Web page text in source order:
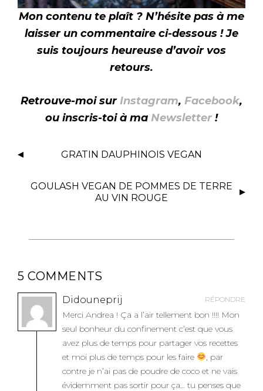
Mon contenu te plaît ? N’hésite pas à me
laisser un commentaire ci-dessous ! Je
suis toujours heureuse d’avoir vos
retours.
Retrouve-moi surInstagram, Facebook,
ou inscris-toi à ma Newsletter !
N
N
D
L
GRATIN DAUPHINOIS VEGAN
GOULASH VEGAN DE POMMES DE TERRE
AU VIN ROUGE
5 COMMENTS
Didouneprij RÉPONDRE
Merci Andrea ! Ça a l’air tellement bon !!!! Mon
seul bonheur du confinement c’est que vous
avez plus de temps pour partager vos recettes
et moi plus de temps pour les faire
, par
contre je n’ai pas de poudre de coco et ne vais
évidemment pas sortir pour ça… tu penses que